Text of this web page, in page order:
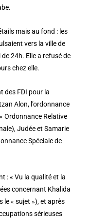
mais au fond : les
vers la ville de
24h. Elle a refusé de
chez elle.
des FDI pour la
Alon, l’ordonnance
Ordonnance Relative
Judée et Samarie
Spéciale de
: « Vu la qualité et la
concernant Khalida
le « sujet »), et après
sérieuses